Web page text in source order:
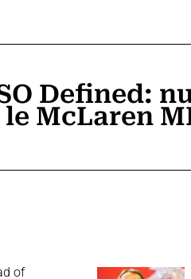
Defined:
McLaren
of